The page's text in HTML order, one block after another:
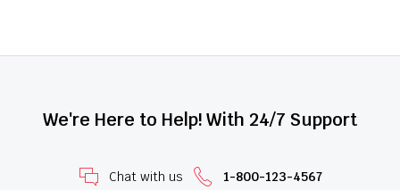
We're Here to Help! With 24/7 Support
Chat with us
1-800-123-4567